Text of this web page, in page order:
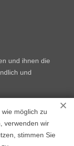
möglich zu
verwenden wir
stimmen Sie
und ihnen die
und